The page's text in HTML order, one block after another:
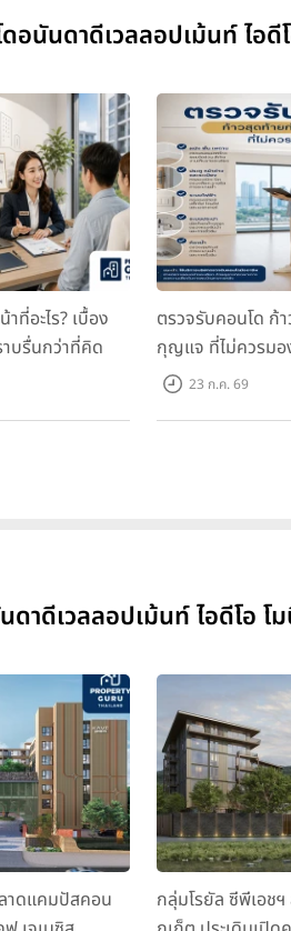
อนันดาดีเวลลอปเม้นท์ ไอดี
ที่อะไร? เบื้อง
บรื่นกว่าที่คิด
ตรวจรับคอนโด ก้
กุญแจ ที่ไม่ควรมอ
23 ก.ค. 69
ดาดีเวลลอปเม้นท์ ไอดีโอ โ
ลาดแคมปัสคอน
กลุ่มโรยัล ซีพีเอช